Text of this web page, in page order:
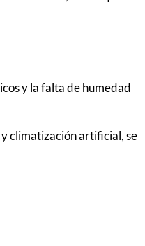
y la falta de humedad
climatización artificial, se